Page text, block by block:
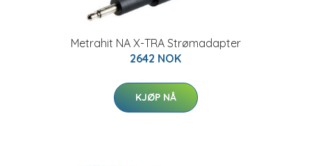
Metrahit NA X-TRA Strømadapter
2642 NOK
KJØP NÅ